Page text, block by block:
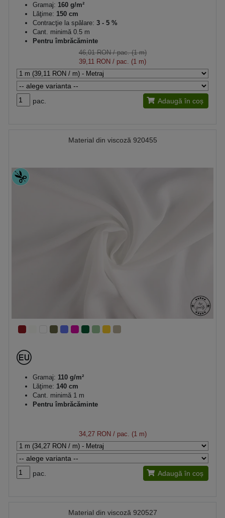
Gramaj: 160 g/m²
Lăţime: 150 cm
Contracţie la spălare: 3 - 5 %
Cant. minimă 0.5 m
Pentru îmbrăcăminte
46,01 RON/ pac. (1 m)
39,11 RON / pac. (1 m)
pac. Adaugă în coș
Material din viscoză 920455
Gramaj: 110 g/m²
Lăţime: 140 cm
Cant. minimă 1 m
Pentru îmbrăcăminte
34,27 RON / pac. (1 m)
pac. Adaugă în coș
Material din viscoză 920527